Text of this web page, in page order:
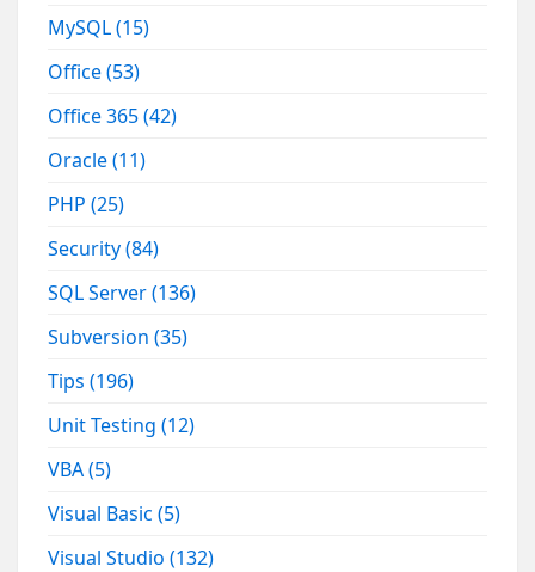
MySQL(15)
Office(53)
Office 365(42)
Oracle(11)
PHP(25)
Security(84)
SQL Server(136)
Subversion(35)
Tips(196)
Unit Testing(12)
VBA(5)
Visual Basic(5)
Visual Studio(132)